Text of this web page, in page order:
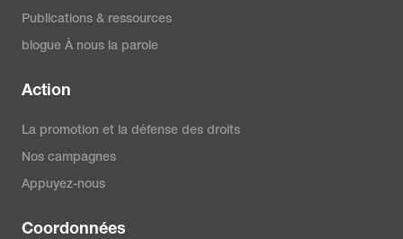
Publications & ressources
blogue À nous la parole
Action
La promotion et la défense des droits
Nos campagnes
Appuyez-nous
Coordonnées